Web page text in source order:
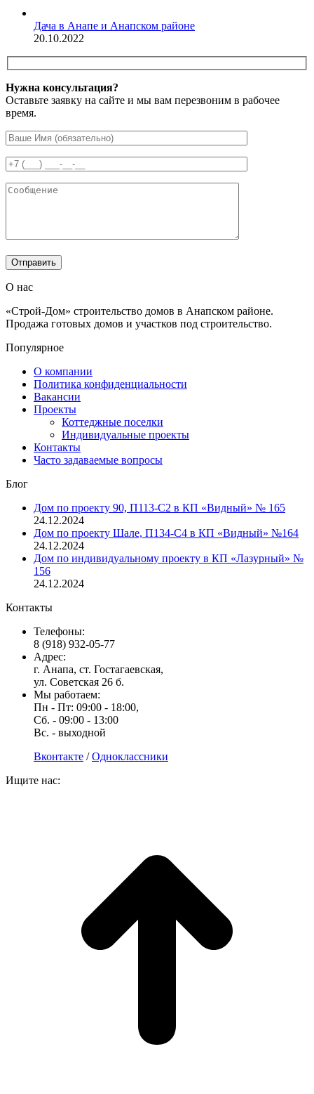
Дача в Анапе и Анапском районе
20.10.2022
Нужна консультация?
Оставьте заявку на сайте и мы вам перезвоним в рабочее
время.
О нас
«Строй-Дом» строительство домов в Анапском районе.
Продажа готовых домов и участков под строительство.
Популярное
О компании
Политика конфиденциальности
Вакансии
Проекты
Коттеджные поселки
Индивидуальные проекты
Контакты
Часто задаваемые вопросы
Блог
Дом по проекту 90, П113-С2 в КП «Видный» № 165
24.12.2024
Дом по проекту Шале, П134-С4 в КП «Видный» №164
24.12.2024
Дом по индивидуальному проекту в КП «Лазурный» №
156
24.12.2024
Контакты
Телефоны:
8 (918) 932-05-77
Адрес:
г. Анапа, ст. Гостагаевская,
ул. Советская 26 б.
Мы работаем:
Пн - Пт: 09:00 - 18:00,
Сб. - 09:00 - 13:00
Вс. - выходной
Вконтакте /Одноклассники
Ищите нас: